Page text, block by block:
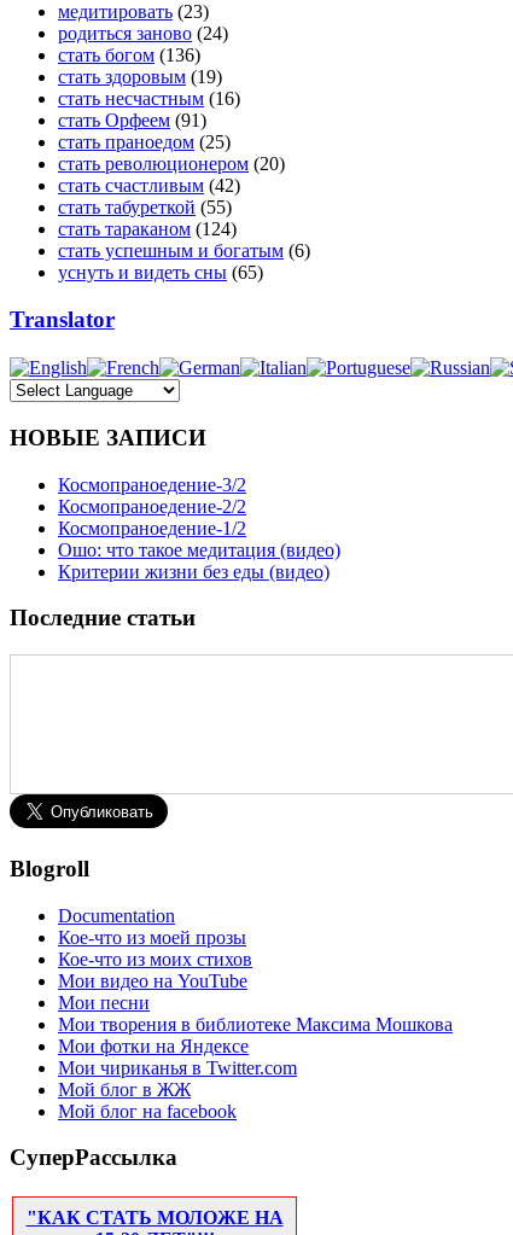
медитировать (23)
родиться заново (24)
стать богом (136)
стать здоровым (19)
стать несчастным (16)
стать Орфеем (91)
стать праноедом (25)
стать революционером (20)
стать счастливым (42)
стать табуреткой (55)
стать тараканом (124)
стать успешным и богатым (6)
уснуть и видеть сны (65)
Translator
НОВЫЕ ЗАПИСИ
Космопраноедение-3/2
Космопраноедение-2/2
Космопраноедение-1/2
Ошо: что такое медитация (видео)
Критерии жизни без еды (видео)
Последние статьи
Blogroll
Documentation
Кое-что из моей прозы
Кое-что из моих стихов
Мои видео на YouTube
Мои песни
Мои творения в библиотеке Максима Мошкова
Мои фотки на Яндексе
Мои чириканья в Twitter.com
Мой блог в ЖЖ
Мой блог на facebook
СуперРассылка
"КАК СТАТЬ МОЛОЖЕ НА